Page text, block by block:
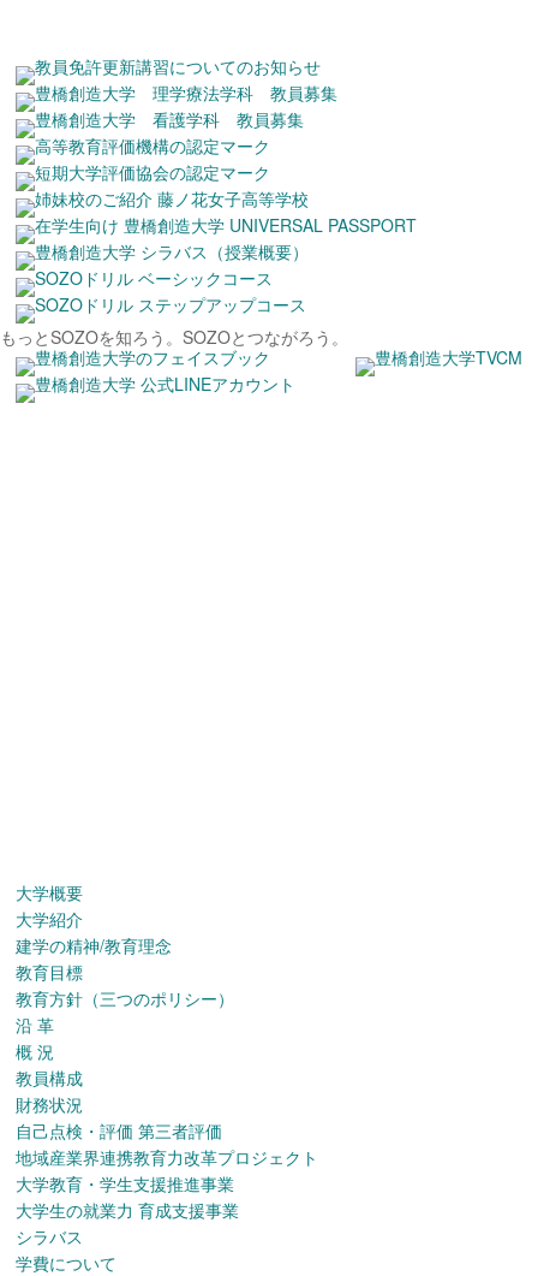
もっとSOZOを知ろう。 SOZOとつながろう。
大学概要
大学紹介
建学の精神/教育理念
教育目標
教育方針（三つのポリシー）
沿 革
概 況
教員構成
財務状況
自己点検・評価 第三者評価
地域産業界連携教育力改革プロジェクト
大学教育・学生支援推進事業
大学生の就業力 育成支援事業
シラバス
学費について